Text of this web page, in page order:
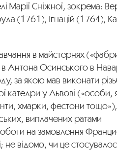
Марії Сніжної, зокрема:
(1761), Іґнацій (1764),
в майстернях
Антона Осинського в
за якою мав виконати
катедри у Львові («особи,
хмарки, фестони
виплачених ратами
на замовлення
відомо, чи це